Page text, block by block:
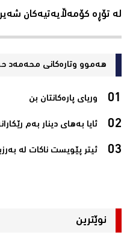
لە تۆڕە کۆمەڵایەتیەکان
هەموو وتارەکانی محه‌مه‌د
وریای پارەکانتان بن‌
ئایا بەهای دینار بەم
ئیتر پێویست ناکات لە
نوێترین